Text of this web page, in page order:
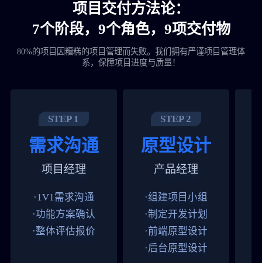
项目交付方法论：
7个阶段，9个角色，9项交付物
80%的项目因糟糕的项目管理而失败。我们拥有严谨项目管理体
系，保障项目进度与质量！
STEP 1
需求沟通
项目经理
·1V1需求沟通
·功能方案确认
·整体评估报价
STEP 2
原型设计
产品经理
·组建项目小组
·制定开发计划
·前端原型设计
·后台原型设计